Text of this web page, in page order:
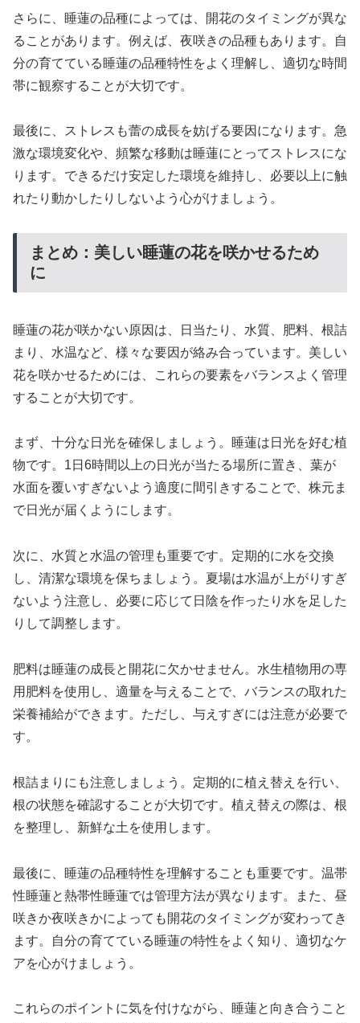
さらに、睡蓮の品種によっては、開花のタイミングが異な
ることがあります。例えば、夜咲きの品種もあります。自
分の育てている睡蓮の品種特性をよく理解し、適切な時間
帯に観察することが大切です。
最後に、ストレスも蕾の成長を妨げる要因になります。急
激な環境変化や、頻繁な移動は睡蓮にとってストレスにな
ります。できるだけ安定した環境を維持し、必要以上に触
れたり動かしたりしないよう心がけましょう。
まとめ：美しい睡蓮の花を咲かせるため
に
睡蓮の花が咲かない原因は、日当たり、水質、肥料、根詰
まり、水温など、様々な要因が絡み合っています。美しい
花を咲かせるためには、これらの要素をバランスよく管理
することが大切です。
まず、十分な日光を確保しましょう。睡蓮は日光を好む植
物です。1日6時間以上の日光が当たる場所に置き、葉が
水面を覆いすぎないよう適度に間引きすることで、株元ま
で日光が届くようにします。
次に、水質と水温の管理も重要です。定期的に水を交換
し、清潔な環境を保ちましょう。夏場は水温が上がりすぎ
ないよう注意し、必要に応じて日陰を作ったり水を足した
りして調整します。
肥料は睡蓮の成長と開花に欠かせません。水生植物用の専
用肥料を使用し、適量を与えることで、バランスの取れた
栄養補給ができます。ただし、与えすぎには注意が必要で
す。
根詰まりにも注意しましょう。定期的に植え替えを行い、
根の状態を確認することが大切です。植え替えの際は、根
を整理し、新鮮な土を使用します。
最後に、睡蓮の品種特性を理解することも重要です。温帯
性睡蓮と熱帯性睡蓮では管理方法が異なります。また、昼
咲きか夜咲きかによっても開花のタイミングが変わってき
ます。自分の育てている睡蓮の特性をよく知り、適切なケ
アを心がけましょう。
これらのポイントに気を付けながら、睡蓮と向き合うこと